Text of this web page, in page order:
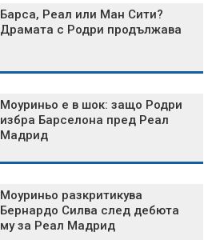
Барса, Реал или Ман Сити?
Драмата с Родри продължава
Моуриньо е в шок: защо Родри
избра Барселона пред Реал
Мадрид
Моуриньо разкритикува
Бернардо Силва след дебюта
му за Реал Мадрид